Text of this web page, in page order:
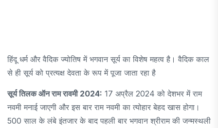
हिंदू धर्म और वैदिक ज्योतिष में भगवान सूर्य का विशेष महत्व है। वैदिक काल
से ही सूर्य को प्रत्यक्ष देवता के रूप में पूजा जाता रहा है
सूर्य तिलक ऑन राम रावमी 2024: 17 अप्रैल 2024 को देशभर में राम
नवमी मनाई जाएगी और इस बार राम नवमी का त्योहार बेहद खास होगा।
500 साल के लंबे इंतजार के बाद पहली बार भगवान श्रीराम की जन्मस्थली